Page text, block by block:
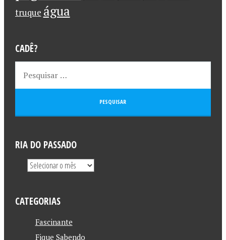
truque água
CADÊ?
RIA DO PASSADO
CATEGORIAS
Fascinante
Fique Sabendo